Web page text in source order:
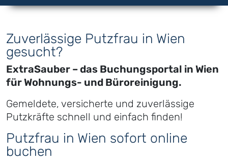
Zuverlässige Putzfrau in Wien
gesucht?
ExtraSauber – das Buchungsportal in Wien
für Wohnungs- und Büroreinigung.
Gemeldete, versicherte und zuverlässige
Putzkräfte schnell und einfach finden!
Putzfrau in Wien sofort online
buchen